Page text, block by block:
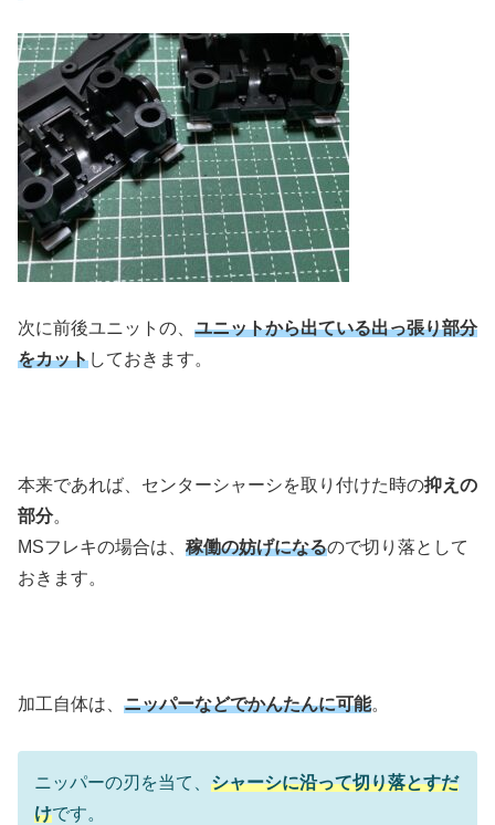
次に前後ユニットの、 ユニットから出ている出っ張り部分
をカットしておきます。
本来であれば、センターシャーシを取り付けた時の抑えの
部分。
MSフレキの場合は、 稼働の妨げになるので切り落として
おきます。
加工自体は、 ニッパーなどでかんたんに可能。
ニッパーの刃を当て、 シャーシに沿って切り落とすだ
けです。